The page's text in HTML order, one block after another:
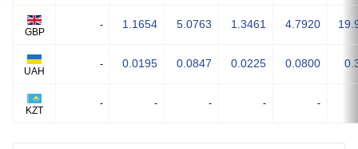
GBP
- 1.1654 5.0763 1.3461 4.7920
UAH
- 0.0195 0.0847 0.0225 0.0800
KZT
- - - - -